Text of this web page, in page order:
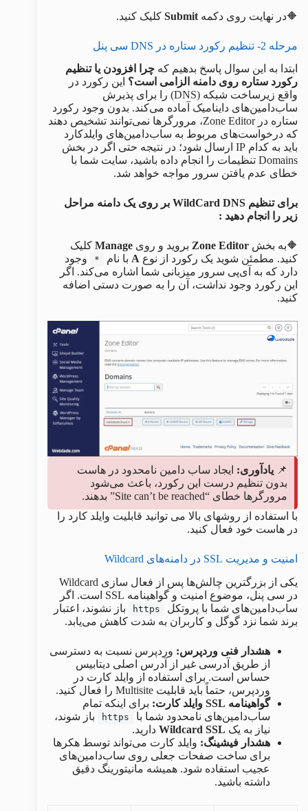
🔶در نهایت روی دکمه Submit کلیک کنید.
مرحله 2- تنظیم رکورد ستاره در DNS سی پنل
ابتدا به این سوال پاسخ بدهیم که چرا افزودن یا تنظیم
رکورد ستاره روی دامنه الزامی است؟ این رکورد در
واقع زیرساخت شبکه (DNS) را برای پذیرش
ساب‌دامین‌های داینامیک آماده می‌کند. بدون وجود رکورد
ستاره در Zone Editor، مرورگرها نمی‌توانند تشخیص دهند
که درخواست‌های مربوط به ساب‌دامین‌های وایلدکارد
باید به کدام IP ارسال شود؛ در نتیجه حتی اگر در بخش
Domains تنظیمات را انجام داده باشید، سایت شما با
خطای عدم یافتن سرور مواجه خواهد شد.
برای تنظیم WildCard DNS بر روی یک دامنه مراحل
زیر را انجام دهید :
🔶به بخش Zone Editor بروید و روی Manage کلیک
کنید. مطمئن شوید یک رکورد از نوع A با نام *
وجود
دارد که به آی‌پی سرور میزبانی شما اشاره می‌کند. اگر
این رکورد وجود نداشت، آن را به صورت دستی اضافه
کنید.
📌 یادآوری: ایجاد ساب دامین نامحدود در هاست
بدون تنظیم درست این رکورد، باعث می‌شود
مرورگرها خطای “Site can’t be reached” بدهند.
با استفاده از روشهای بالا می توانید قابلیت وایلد کارد را
در هاست خود فعال کنید.
امنیت و مدیریت SSL در دامنه‌های Wildcard
یکی از بزرگترین چالش‌ها پس از فعال سازی Wildcard
در سی پنل، موضوع امنیت و گواهینامه SSL است. اگر
ساب‌دامین‌های شما با پروتکل
https
باز نشوند، اعتبار
برند شما نزد گوگل و کاربران به شدت کاهش می‌یابد.
هشدار فنی وردپرس: وردپرس نسبت به دسترسی
از طریق آدرسی غیر از آدرس اصلی دیتابیس
حساس است. برای استفاده از وایلد کارت در
وردپرس، حتماً باید قابلیت Multisite را فعال کنید.
گواهینامه SSL وایلد کارت:
برای اینکه تمام
ساب‌دامین‌های نامحدود شما با
https
باز شوند،
نیاز به یک Wildcard SSL دارید.
هشدار فیشینگ: وایلد کارت می‌تواند توسط هکرها
برای ساخت صفحات جعلی روی ساب‌دامین‌های
عجیب استفاده شود. همیشه مانیتورینگ دقیق
داشته باشید.